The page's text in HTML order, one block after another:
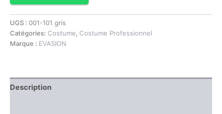
UGS : 001-101 gris
Catégories: Costume, Costume Professionnel
Marque : EVASION
Description